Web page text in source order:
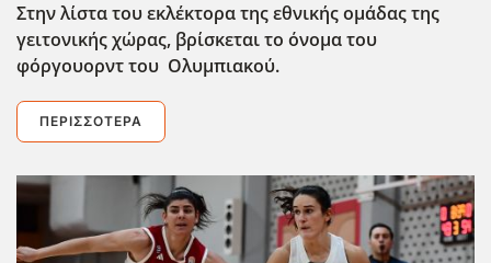
Στην λίστα του εκλέκτορα της εθνικής ομάδας της
γειτονικής χώρας, βρίσκεται το όνομα του
φόργουορντ του Ολυμπιακού.
ΠΕΡΙΣΣΌΤΕΡΑ